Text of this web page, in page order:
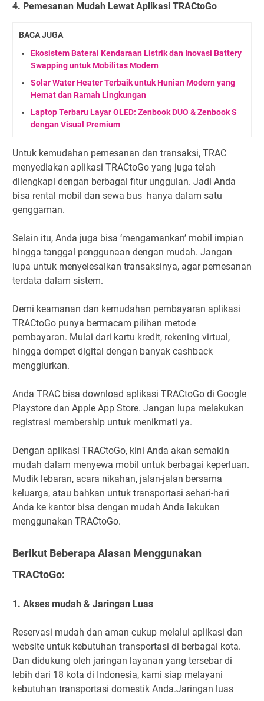
4. Pemesanan Mudah Lewat Aplikasi TRACtoGo
BACA JUGA
Ekosistem Baterai Kendaraan Listrik dan Inovasi Battery
Swapping untuk Mobilitas Modern
Solar Water Heater Terbaik untuk Hunian Modern yang
Hemat dan Ramah Lingkungan
Laptop Terbaru Layar OLED: Zenbook DUO & Zenbook S
dengan Visual Premium
Untuk kemudahan pemesanan dan transaksi, TRAC
menyediakan aplikasi TRACtoGo yang juga telah
dilengkapi dengan berbagai fitur unggulan. Jadi Anda
bisa rental mobil dan sewa bus hanya dalam satu
genggaman.
Selain itu, Anda juga bisa ‘mengamankan’ mobil impian
hingga tanggal penggunaan dengan mudah. Jangan
lupa untuk menyelesaikan transaksinya, agar pemesanan
terdata dalam sistem.
Demi keamanan dan kemudahan pembayaran aplikasi
TRACtoGo punya bermacam pilihan metode
pembayaran. Mulai dari kartu kredit, rekening virtual,
hingga dompet digital dengan banyak cashback
menggiurkan.
Anda TRAC bisa download aplikasi TRACtoGo di Google
Playstore dan Apple App Store. Jangan lupa melakukan
registrasi membership untuk menikmati ya.
Dengan aplikasi TRACtoGo, kini Anda akan semakin
mudah dalam menyewa mobil untuk berbagai keperluan.
Mudik lebaran, acara nikahan, jalan-jalan bersama
keluarga, atau bahkan untuk transportasi sehari-hari
Anda ke kantor bisa dengan mudah Anda lakukan
menggunakan TRACtoGo.
Berikut Beberapa Alasan Menggunakan
TRACtoGo:
1. Akses mudah & Jaringan Luas
Reservasi mudah dan aman cukup melalui aplikasi dan
website untuk kebutuhan transportasi di berbagai kota.
Dan didukung oleh jaringan layanan yang tersebar di
lebih dari 18 kota di Indonesia, kami siap melayani
kebutuhan transportasi domestik Anda.Jaringan luas